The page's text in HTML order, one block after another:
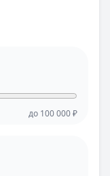
Ижевск
Иркутск
Ижевск
Иркутск
до 100 000₽